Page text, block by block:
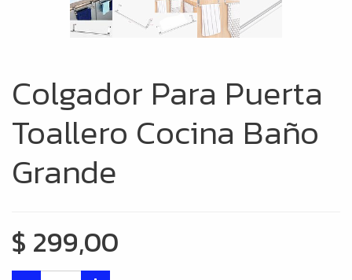
Colgador Para Puerta
Toallero Cocina Baño
Grande
$ 299,00